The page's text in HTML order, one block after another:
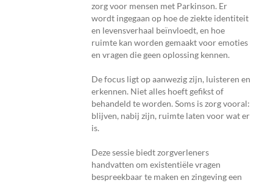
zorg voor mensen met Parkinson. Er
wordt ingegaan op hoe de ziekte identiteit
en levensverhaal beïnvloedt, en hoe
ruimte kan worden gemaakt voor emoties
en vragen die geen oplossing kennen.
De focus ligt op aanwezig zijn, luisteren en
erkennen. Niet alles hoeft gefikst of
behandeld te worden. Soms is zorg vooral:
blijven, nabij zijn, ruimte laten voor wat er
is.
Deze sessie biedt zorgverleners
handvatten om existentiële vragen
bespreekbaar te maken en zingeving een